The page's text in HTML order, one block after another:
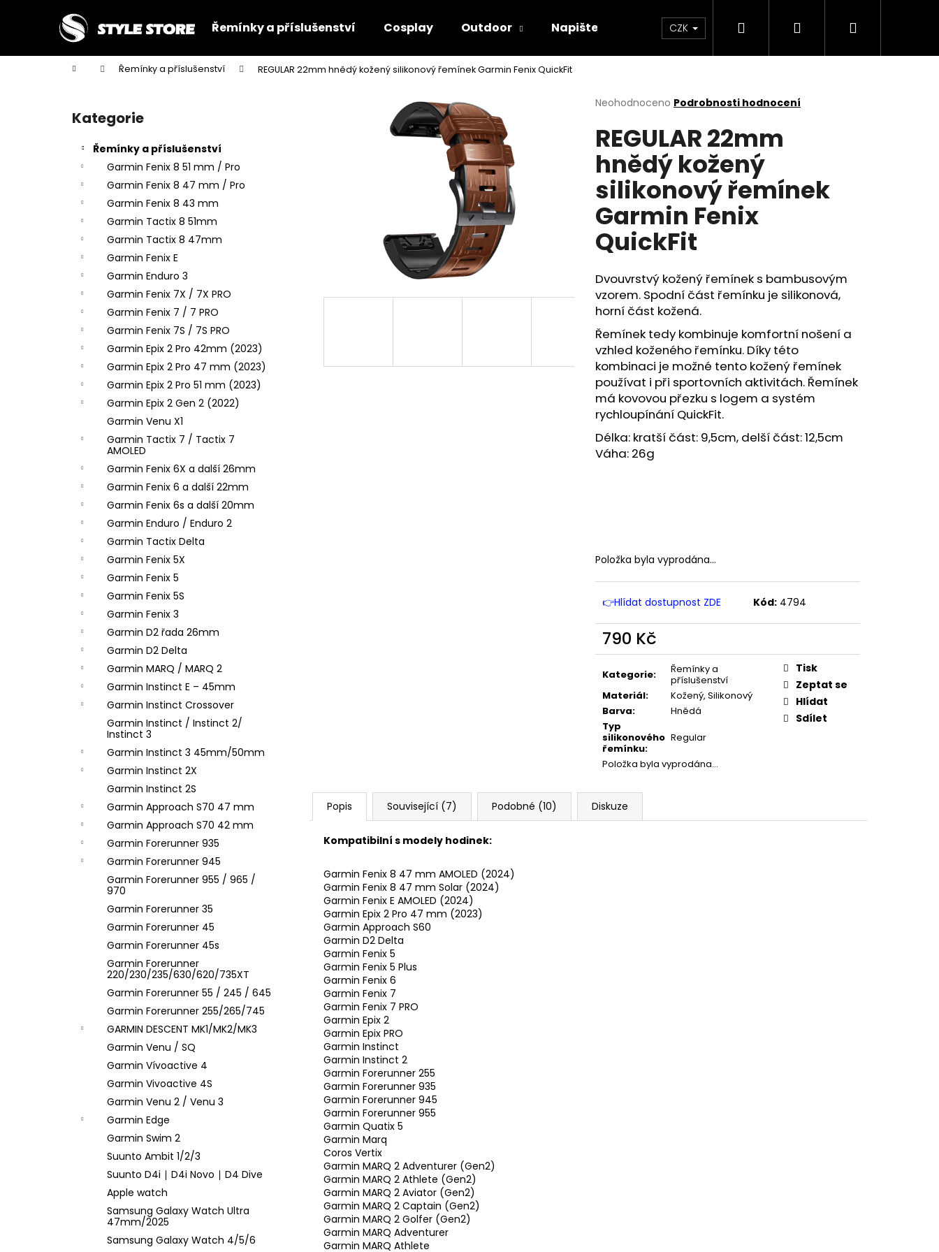
Řemínky a příslušenství Cosplay Outdoor Napište nám CZK Hledat PřihlášeníNákupní
Domů Řemínky a příslušenství REGULAR 22mm hnědý kožený silikonový řemínek Garmin Fenix QuickFit
Přeskočit
kategorie
Kategorie
Řemínky a příslušenství
Garmin Fenix 8 51 mm / Pro
Garmin Fenix 8 47 mm / Pro
Garmin Fenix 8 43 mm
Garmin Tactix 8 51mm
Garmin Tactix 8 47mm
Garmin Fenix E
Garmin Enduro 3
Garmin Fenix 7X / 7X PRO
Garmin Fenix 7 / 7 PRO
Garmin Fenix 7S / 7S PRO
Garmin Epix 2 Pro 42mm (2023)
Garmin Epix 2 Pro 47 mm (2023)
Garmin Epix 2 Pro 51 mm (2023)
Garmin Epix 2 Gen 2 (2022)
Garmin Venu X1
Garmin Tactix 7 / Tactix 7
AMOLED
Garmin Fenix 6X a další 26mm
Garmin Fenix 6 a další 22mm
Garmin Fenix 6s a další 20mm
Garmin Enduro / Enduro 2
Garmin Tactix Delta
Garmin Fenix 5X
Garmin Fenix 5
Garmin Fenix 5S
Garmin Fenix 3
Garmin D2 řada 26mm
Garmin D2 Delta
Garmin MARQ / MARQ 2
Garmin Instinct E – 45mm
Garmin Instinct Crossover
Garmin Instinct / Instinct 2/
Instinct 3
Garmin Instinct 3 45mm/50mm
Garmin Instinct 2X
Garmin Instinct 2S
Garmin Approach S70 47 mm
Garmin Approach S70 42 mm
Garmin Forerunner 935
Garmin Forerunner 945
Garmin Forerunner 955 / 965 /
970
Garmin Forerunner 35
Garmin Forerunner 45
Garmin Forerunner 45s
Garmin Forerunner
220/230/235/630/620/735XT
Garmin Forerunner 55 / 245 / 645
Garmin Forerunner 255/265/745
GARMIN DESCENT MK1/MK2/MK3
Garmin Venu / SQ
Garmin Vívoactive 4
Garmin Vivoactive 4S
Garmin Venu 2 / Venu 3
Garmin Edge
Garmin Swim 2
Suunto Ambit 1/2/3
Suunto D4i ∣ D4i Novo ∣ D4 Dive
Apple watch
Samsung Galaxy Watch Ultra
47mm/2025
Samsung Galaxy Watch 4/5/6
Průměrné
produktu
je
0,0
5
hvězdiček.
Neohodnoceno Podrobnosti hodnocení
REGULAR 22mm
hnědý kožený
silikonový řemínek
Garmin Fenix
QuickFit
Dvouvrstvý kožený řemínek s bambusovým
vzorem. Spodní část řemínku je silikonová,
horní část kožená.
Řemínek tedy kombinuje komfortní nošení a
vzhled koženého řemínku. Díky této
kombinaci je možné tento kožený řemínek
používat i při sportovních aktivitách. Řemínek
má kovovou přezku s logem a systém
rychloupínání QuickFit.
Délka: kratší část: 9,5cm, delší část: 12,5cm
Váha: 26g
Položka byla vyprodána…
👉Hlídat dostupnost ZDE Kód: 4794
790 Kč
Měrná
Kategorie:
Řemínky a
příslušenství
Materiál:
Kožený, Silikonový
Barva:
Hnědá
Typ
silikonového
řemínku:
Regular
Položka byla vyprodána…
Tisk
Zeptat se
Hlídat
Sdílet
Popis Související (7) Podobné (10) Diskuze
Kompatibilní s modely hodinek:
Garmin Fenix 8 47 mm AMOLED (2024)
Garmin Fenix 8 47 mm Solar (2024)
Garmin Fenix E AMOLED (2024)
Garmin Epix 2 Pro 47 mm (2023)
Garmin Approach S60
Garmin D2 Delta
Garmin Fenix 5
Garmin Fenix 5 Plus
Garmin Fenix 6
Garmin Fenix 7
Garmin Fenix 7 PRO
Garmin Epix 2
Garmin Epix PRO
Garmin Instinct
Garmin Instinct 2
Garmin Forerunner 255
Garmin Forerunner 935
Garmin Forerunner 945
Garmin Forerunner 955
Garmin Quatix 5
Garmin Marq
Coros Vertix
Garmin MARQ 2 Adventurer (Gen2)
Garmin MARQ 2 Athlete (Gen2)
Garmin MARQ 2 Aviator (Gen2)
Garmin MARQ 2 Captain (Gen2)
Garmin MARQ 2 Golfer (Gen2)
Garmin MARQ Adventurer
Garmin MARQ Athlete
í
Zpět
do
Zpět
do
Co potřebujete najít?
Doporučujeme